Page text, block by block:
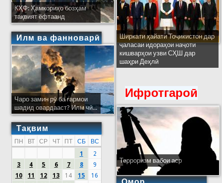
КҲФ: Ҳамкориҳо бозҳам
тақвият ёфтаанд
Илм ва фанноварӣ
Чаро замин рӯ ба гармои
шадид овардааст? Илм чӣ...
Тақвим
ПН ВТ СР ЧТ ПТ СБ
ВС
1
2
3
4 5 6 7 8
9
10
11 12 13 14 15
16
Ширкати ҳайати Тоҷикистон дар
ҷаласаи идораҳои наҷоти
кишварҳои узви СҲШ дар
шаҳри Деҳлӣ
Ифротгароӣ
Терроризм вабои аср